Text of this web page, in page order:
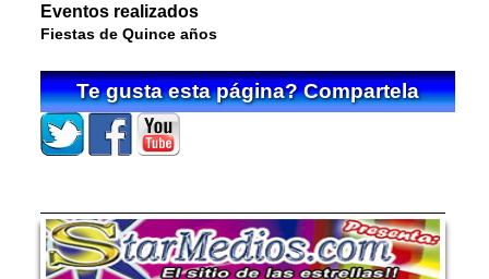
Eventos realizados
Fiestas de Quince años
Te gusta esta página? Compartela